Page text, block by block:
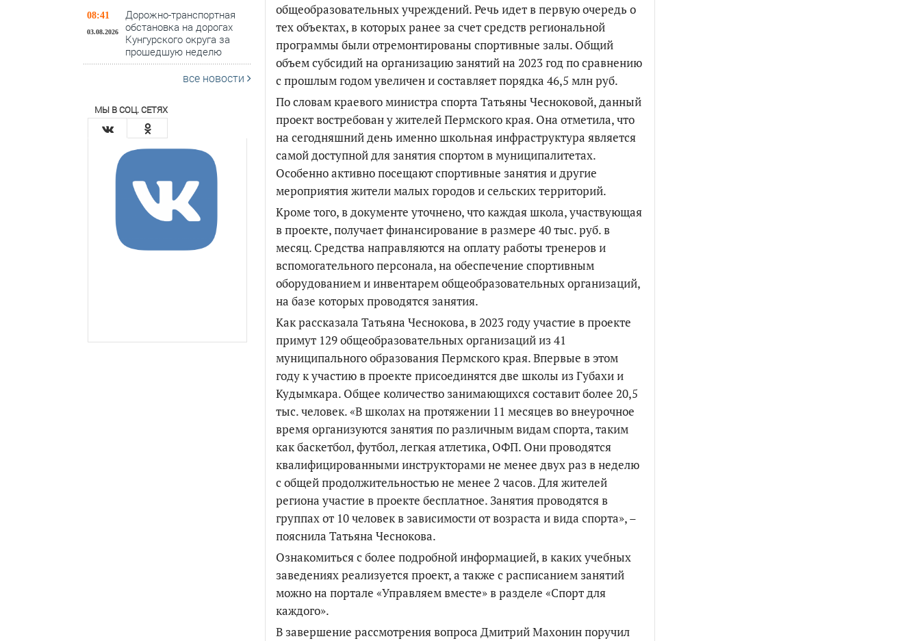
08:41
03.08.2026
Дорожно-транспортная
обстановка на дорогах
Кунгурского округа за
прошедшую неделю
все новости
МЫ В СОЦ. СЕТЯХ
общеобразовательных учреждений. Речь идет в первую очередь о
тех объектах, в которых ранее за счет средств региональной
программы были отремонтированы спортивные залы. Общий
объем субсидий на организацию занятий на 2023 год по сравнению
с прошлым годом увеличен и составляет порядка 46,5 млн руб.
По словам краевого министра спорта Татьяны Чесноковой, данный
проект востребован у жителей Пермского края. Она отметила, что
на сегодняшний день именно школьная инфраструктура является
самой доступной для занятия спортом в муниципалитетах.
Особенно активно посещают спортивные занятия и другие
мероприятия жители малых городов и сельских территорий.
Кроме того, в документе уточнено, что каждая школа, участвующая
в проекте, получает финансирование в размере 40 тыс. руб. в
месяц. Средства направляются на оплату работы тренеров и
вспомогательного персонала, на обеспечение спортивным
оборудованием и инвентарем общеобразовательных организаций,
на базе которых проводятся занятия.
Как рассказала Татьяна Чеснокова, в 2023 году участие в проекте
примут 129 общеобразовательных организаций из 41
муниципального образования Пермского края. Впервые в этом
году к участию в проекте присоединятся две школы из Губахи и
Кудымкара. Общее количество занимающихся составит более 20,5
тыс. человек. «В школах на протяжении 11 месяцев во внеурочное
время организуются занятия по различным видам спорта, таким
как баскетбол, футбол, легкая атлетика, ОФП. Они проводятся
квалифицированными инструкторами не менее двух раз в неделю
с общей продолжительностью не менее 2 часов. Для жителей
региона участие в проекте бесплатное. Занятия проводятся в
группах от 10 человек в зависимости от возраста и вида спорта», –
пояснила Татьяна Чеснокова.
Ознакомиться с более подробной информацией, в каких учебных
заведениях реализуется проект, а также с расписанием занятий
можно на портале «Управляем вместе» в разделе «Спорт для
каждого».
В завершение рассмотрения вопроса Дмитрий Махонин поручил